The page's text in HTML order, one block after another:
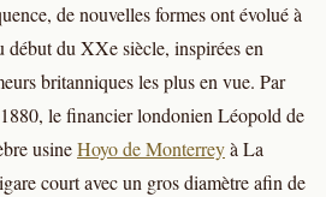
de nouvelles formes ont évolué à
du XXe siècle, inspirées en
britanniques les plus en vue. Par
le financier londonien Léopold de
usineHoyo de Monterreyà La
court avec un gros diamètre afin de